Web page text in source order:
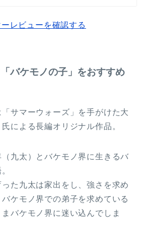
レビューを確認する
バケモノの子」をおすすめ
「サマーウォーズ」を手がけた大
による長編オリジナル作品。
（九太）とバケモノ界に生きるバ
た九太は家出をし、強さを求め
ケモノ界での弟子を求めている
バケモノ界に迷い込んでしま